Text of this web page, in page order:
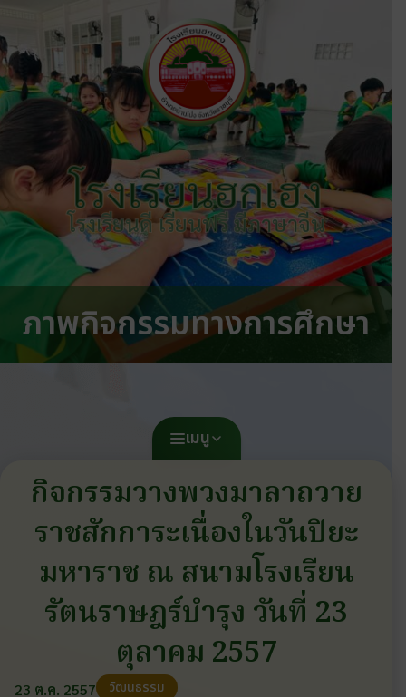
โรงเรียนฮกเฮง
โรงเรียนดี เรียนฟรี มีภาษาจีน
ภาพกิจกรรมทางการศึกษา
เมนู
กิจกรรมวางพวงมาลาถวาย
ราชสักการะเนื่องในวันปิยะ
มหาราช ณ สนามโรงเรียน
รัตนราษฎร์บำรุง วันที่ 23
ตุลาคม 2557
23 ต.ค. 2557 วัฒนธรรม